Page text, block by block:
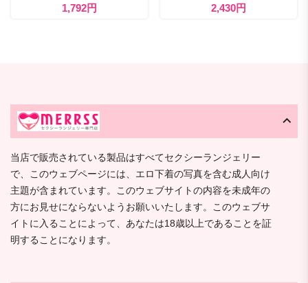
1,792円 2,430円
当店で販売されている製品はすべてセクシーランジェリー
で、このウェブページには、エロ下着の写真を含む成人向け
主題が含まれています。このウェブサイトの内容を未成年の
方にお見せにならないようお願いいたします。このウェブサ
イトに入ることによって、あなたは18歳以上であることを証
明することになります。